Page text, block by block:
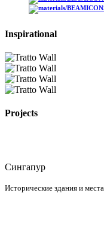
Inspirational
Projects
Сингапур
Исторические здания и места